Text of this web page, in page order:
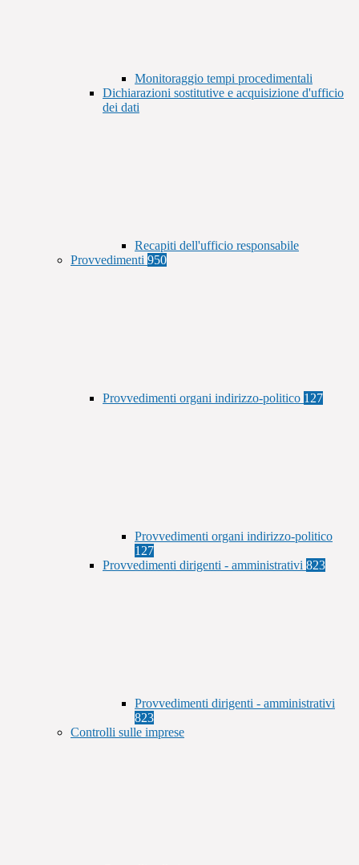
Monitoraggio tempi procedimentali
Dichiarazioni sostitutive e acquisizione d'ufficio
dei dati
Recapiti dell'ufficio responsabile
Provvedimenti 950
Provvedimenti organi indirizzo-politico 127
Provvedimenti organi indirizzo-politico
127
Provvedimenti dirigenti - amministrativi 823
Provvedimenti dirigenti - amministrativi
823
Controlli sulle imprese